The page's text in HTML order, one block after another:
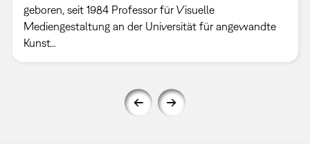
geboren, seit 1984 Professor für Visuelle
Mediengestaltung an der Universität für angewandte
Kunst…